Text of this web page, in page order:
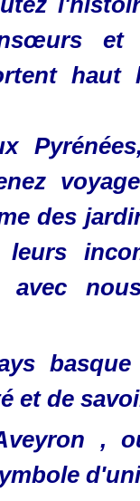
et
haut
des
avec
et de
,